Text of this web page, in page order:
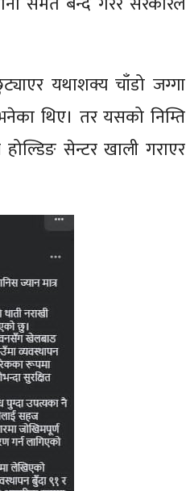
यथाशक्य चाँडो जग्गा
थिए। तर यसको निम्ति
सेन्टर खाली गराएर